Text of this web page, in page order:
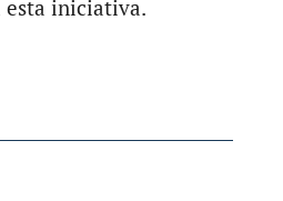
esta iniciativa.